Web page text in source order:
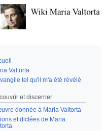
/ masquer la barre latérale
Valtorta
tel qu'il m'a été révélé
et discerner
donnée à Maria Valtorta
et dictées de Maria